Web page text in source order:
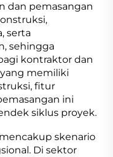
dan pemasangan
serta
sehingga
kontraktor dan
memiliki
fitur
ini
siklus proyek.
skenario
Di sektor